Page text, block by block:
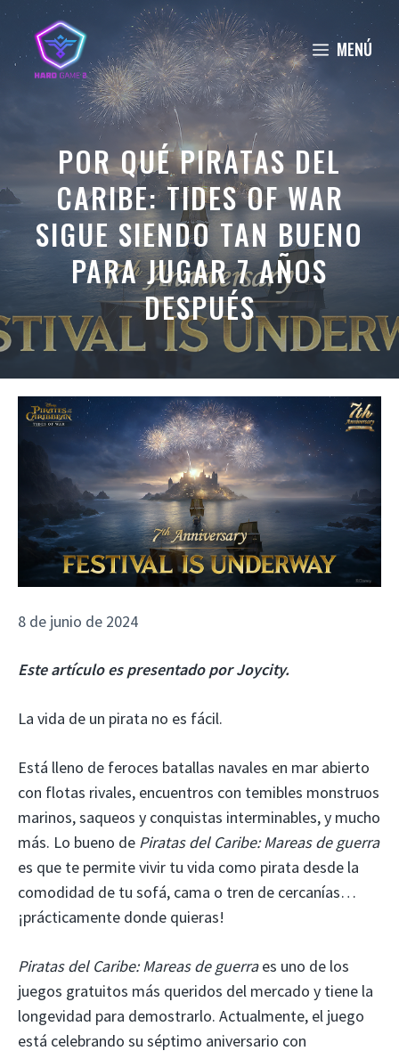
Saltar
contenido
MENÚ
POR QUÉ PIRATAS DEL
CARIBE: TIDES OF WAR
SIGUE SIENDO TAN BUENO
PARA JUGAR 7 AÑOS
DESPUÉS
8 de junio de 2024
Este artículo es presentado por Joycity.
La vida de un pirata no es fácil.
Está lleno de feroces batallas navales en mar abierto
con flotas rivales, encuentros con temibles monstruos
marinos, saqueos y conquistas interminables, y mucho
más. Lo bueno de Piratas del Caribe: Mareas de guerra
es que te permite vivir tu vida como pirata desde la
comodidad de tu sofá, cama o tren de cercanías…
¡prácticamente donde quieras!
Piratas del Caribe: Mareas de guerraes uno de los
juegos gratuitos más queridos del mercado y tiene la
longevidad para demostrarlo. Actualmente, el juego
está celebrando su séptimo aniversario con